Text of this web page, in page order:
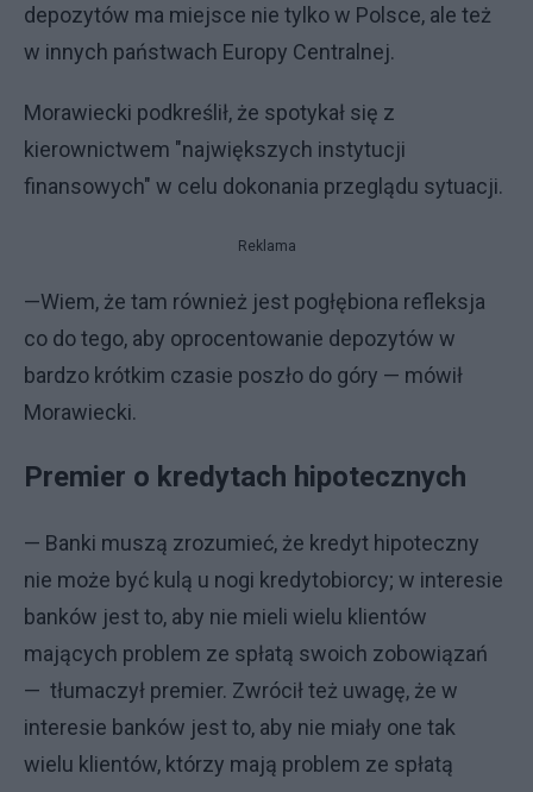
depozytów ma miejsce nie tylko w Polsce, ale też
w innych państwach Europy Centralnej.
Morawiecki podkreślił, że spotykał się z
kierownictwem "największych instytucji
finansowych" w celu dokonania przeglądu sytuacji.
Reklama
—Wiem, że tam również jest pogłębiona refleksja
co do tego, aby oprocentowanie depozytów w
bardzo krótkim czasie poszło do góry — mówił
Morawiecki.
Premier o kredytach hipotecznych
— Banki muszą zrozumieć, że kredyt hipoteczny
nie może być kulą u nogi kredytobiorcy; w interesie
banków jest to, aby nie mieli wielu klientów
mających problem ze spłatą swoich zobowiązań
— tłumaczył premier. Zwrócił też uwagę, że w
interesie banków jest to, aby nie miały one tak
wielu klientów, którzy mają problem ze spłatą